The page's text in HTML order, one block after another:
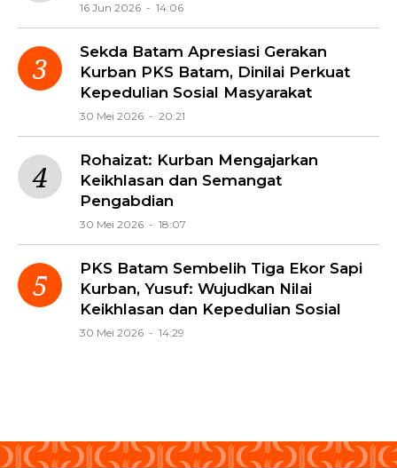
16 Jun 2026 - 14:06
Sekda Batam Apresiasi Gerakan
Kurban PKS Batam, Dinilai Perkuat
Kepedulian Sosial Masyarakat
30 Mei 2026 - 20:21
Rohaizat: Kurban Mengajarkan
Keikhlasan dan Semangat
Pengabdian
30 Mei 2026 - 18:07
PKS Batam Sembelih Tiga Ekor Sapi
Kurban, Yusuf: Wujudkan Nilai
Keikhlasan dan Kepedulian Sosial
30 Mei 2026 - 14:29